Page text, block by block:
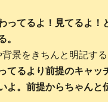
ってるよ！見てるよ！
。
景をきちんと明記する
てるより前提のキャッ
よ。前提からちゃんと